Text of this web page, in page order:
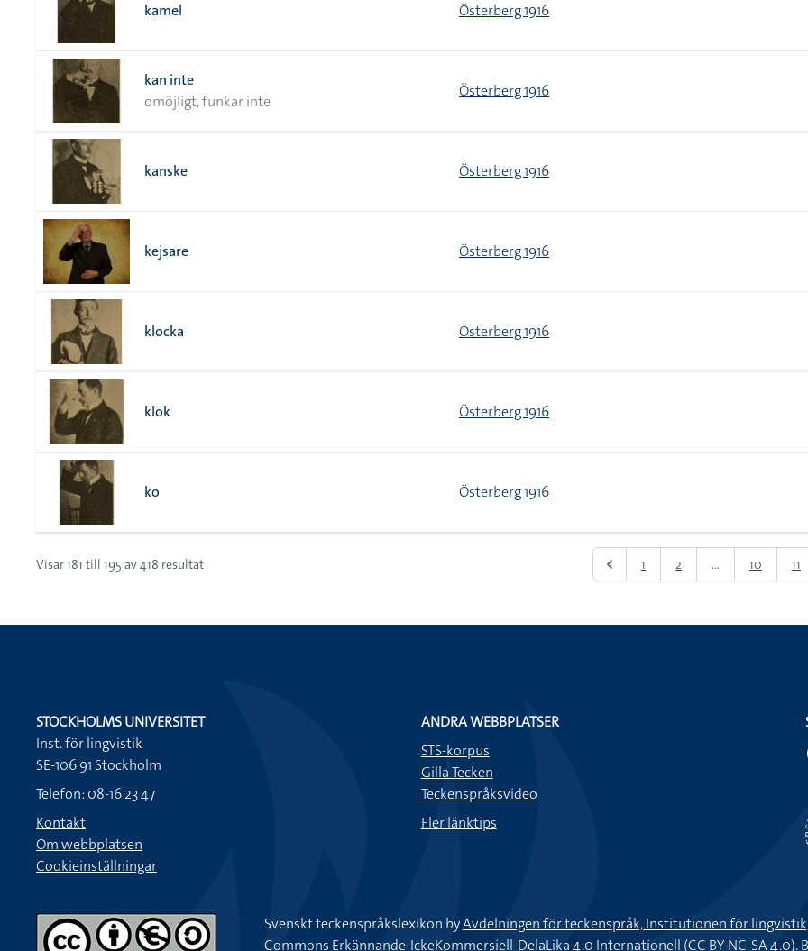
kamel Österberg 1916
kan inte
omöjligt, funkar inte
Österberg 1916
kanske Österberg 1916
kejsare Österberg 1916
klocka Österberg 1916
klok Österberg 1916
ko Österberg 1916
Visar181 till 195 av418 resultat 1 2 ... 10 11
STOCKHOLMS UNIVERSITET
Inst. för lingvistik
SE-106 91 Stockholm
Telefon: 08-16 23 47
Kontakt
Om webbplatsen
Cookieinställningar
ANDRA WEBBPLATSER
STS-korpus
Gilla Tecken
Teckenspråksvideo
Fler länktips
Svenskt teckenspråkslexikon byAvdelningen för teckenspråk, Institutionen för
Commons Erkännande-IckeKommersiell-DelaLika 4.0 Internationell (CC BY-NC-SA 4.0).